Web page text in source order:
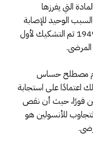
التي يفرزها
الوحيد للإصابة
بالسكري، وفقط بعد 27 عامًا أي عام 1949 تم التشكيك لأول
مصطلح حساس
اعتمادًا على استجابة
فورًا، حيث أن نقص
للأنسولين هو